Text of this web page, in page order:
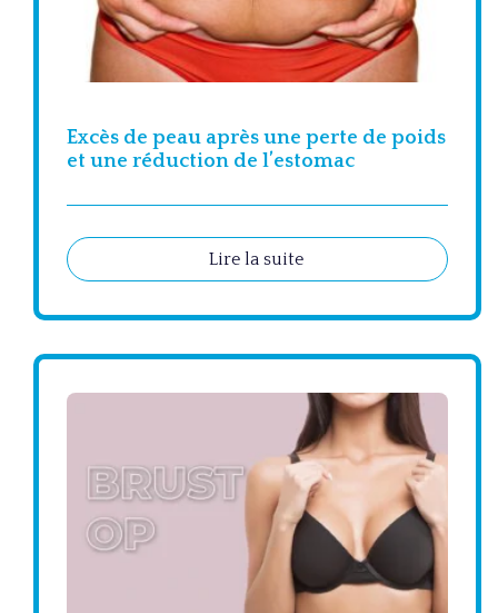
Excès de peau après une perte de poids
et une réduction de l’estomac
Lire la suite